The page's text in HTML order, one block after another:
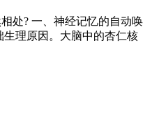
处? 一、神经记忆的自动唤
理原因。大脑中的杏仁核